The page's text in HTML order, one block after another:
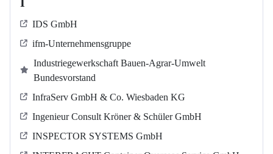
IDS GmbH
ifm-Unternehmensgruppe
Industriegewerkschaft Bauen-Agrar-Umwelt
Bundesvorstand
InfraServ GmbH & Co. Wiesbaden KG
Ingenieur Consult Kröner & Schüler GmbH
INSPECTOR SYSTEMS GmbH